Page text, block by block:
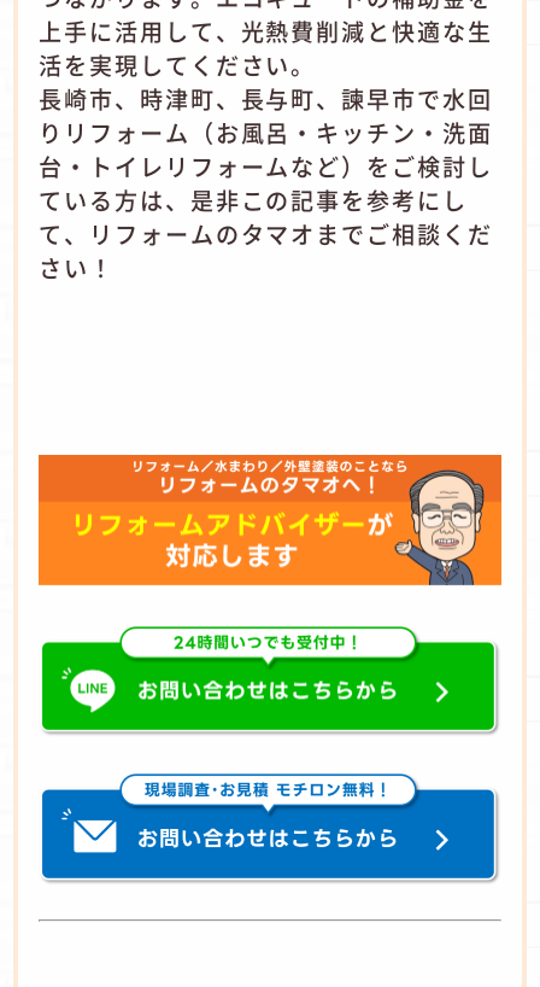
上手に活用して、光熱費削減と快適な生
活を実現してください。
長崎市、時津町、長与町、諫早市で水回
りリフォーム（お風呂・キッチン・洗面
台・トイレリフォームなど）をご検討し
ている方は、是非この記事を参考にし
て、リフォームのタマオまでご相談くだ
さい！